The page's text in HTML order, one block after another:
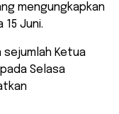
mengungkapkan
Juni.
sejumlah Ketua
Selasa